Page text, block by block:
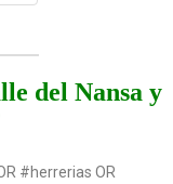
del Nansa y
#herrerias OR